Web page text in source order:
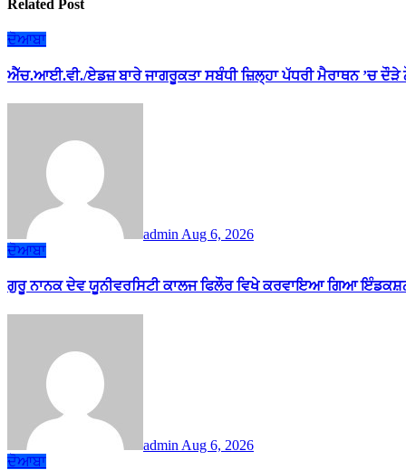
Related Post
ਦੋਆਬਾ
ਐੱਚ.ਆਈ.ਵੀ./ਏਡਜ਼ ਬਾਰੇ ਜਾਗਰੂਕਤਾ ਸਬੰਧੀ ਜ਼ਿਲ੍ਹਾ ਪੱਧਰੀ ਮੈਰਾਥਨ ’ਚ ਦੌੜੇ
admin Aug 6, 2026
ਦੋਆਬਾ
ਗੁਰੂ ਨਾਨਕ ਦੇਵ ਯੂਨੀਵਰਸਿਟੀ ਕਾਲਜ ਫਿਲੌਰ ਵਿਖੇ ਕਰਵਾਇਆ ਗਿਆ
admin Aug 6, 2026
ਦੋਆਬਾ